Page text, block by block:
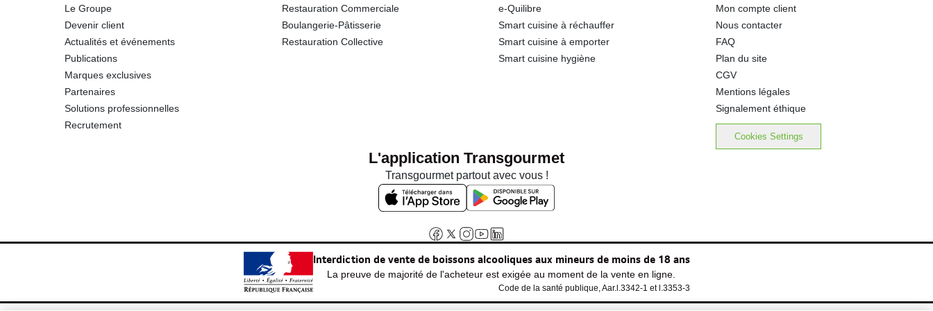
Le Groupe
Devenir client
Actualités et événements
Publications
Marques exclusives
Partenaires
Solutions professionnelles
Recrutement
Restauration Commerciale
Boulangerie-Pâtisserie
Restauration Collective
e-Quilibre
Smart cuisine à réchauffer
Smart cuisine à emporter
Smart cuisine hygiène
Mon compte client
Nous contacter
FAQ
Plan du site
CGV
Mentions légales
Signalement éthique
Cookies Settings
L'application Transgourmet
Transgourmet partout avec vous !
Interdiction de vente de boissons alcooliques aux mineurs de moins de 18 ans
La preuve de majorité de l'acheteur est exigée au moment de la vente en ligne.
Code de la santé publique, Aar.l.3342-1 et l.3353-3